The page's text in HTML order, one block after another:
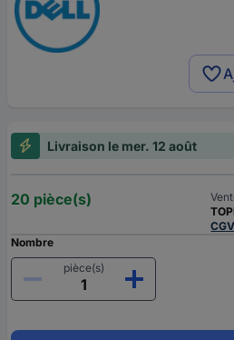
Livraison le mer. 12 août
20 pièce(s)
CGV
Nombre
pièce(s)